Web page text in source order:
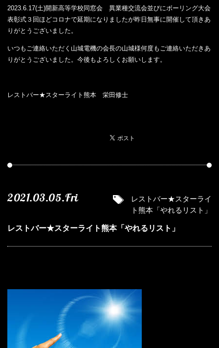
2023.6.17(土)開新高等学校同窓会 異業種交流会並びにボーリング大会
表彰式３回ほどコロナで延期になりましたが昨日無事に開催して頂きあ
りがとうございました。
いつもご連絡いただく山城電機の会長の山城様何度もご連絡いただきあ
りがとうございました。今後もよろしくお願いします。
レストバー★スターライト熊本 栄田修士
2021.03.05.Fri
レストバー★スターライ
ト熊本「やれるリスト」
レストバー★スターライト熊本「やれるリスト」